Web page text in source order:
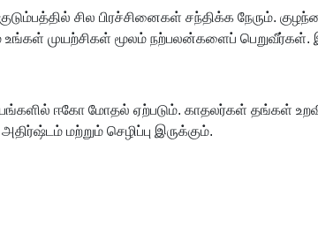
சில பிரச்சினைகள் சந்திக்க நேரும்.
முயற்சிகள் மூலம் நற்பலன்களைப் பெறுவீர்கள்.
ஈகோ மோதல் ஏற்படும். காதலர்கள் தங்கள்
மற்றும் செழிப்பு இருக்கும்.